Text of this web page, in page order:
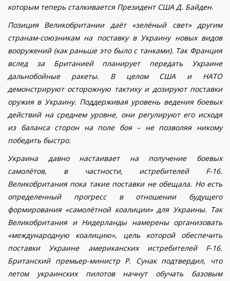
которым теперь сталкивается Президент США Д. Байден.
Позиция Великобритании даёт «зелёный свет» другим
странам-союзникам на поставку в Украину новых видов
вооружений (как раньше это было с танками). Так Франция
вслед за Британией планирует передать Украине
дальнобойные ракеты. В целом США и НАТО
демонстрируют осторожную тактику и дозируют поставки
оружия в Украину. Поддерживая уровень ведения боевых
действий на среднем уровне, они регулируют его исходя
из баланса сторон на поле боя – не позволяя никому
победить быстро.
Украина давно настаивает на получение боевых
самолётов, в частности, истребителей F-16.
Великобритания пока такие поставки не обещала. Но есть
определенный прогресс в отношении будущего
формирования «самолётной коалиции» для Украины. Так
Великобритания и Нидерланды намерены организовать
«международную коалицию», цель которой обеспечить
поставки Украине американских истребителей F-16.
Британский премьер-министр Р. Сунак подтвердил, что
летом украинских пилотов начнут обучать базовым